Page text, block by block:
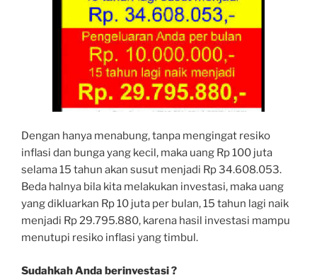
Dengan hanya menabung, tanpa mengingat resiko
inflasi dan bunga yang kecil, maka uang Rp 100 juta
selama 15 tahun akan susut menjadi Rp 34.608.053.
Beda halnya bila kita melakukan investasi, maka uang
yang dikluarkan Rp 10 juta per bulan, 15 tahun lagi naik
menjadi Rp 29.795.880, karena hasil investasi mampu
menutupi resiko inflasi yang timbul.
Sudahkah Anda berinvestasi ?